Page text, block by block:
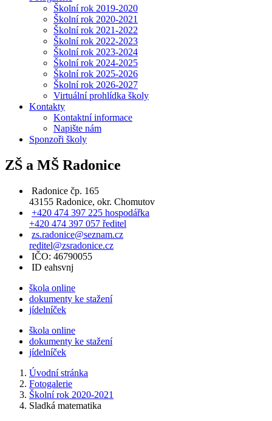
Školní rok 2019-2020
Školní rok 2020-2021
Školní rok 2021-2022
Školní rok 2022-2023
Školní rok 2023-2024
Školní rok 2024-2025
Školní rok 2025-2026
Školní rok 2026-2027
Virtuální prohlídka školy
Kontakty
Kontaktní informace
Napište nám
Sponzoři školy
ZŠ a MŠ Radonice
Radonice čp. 165
43155 Radonice, okr. Chomutov
+420 474 397 225 hospodářka
+420 474 397 057 ředitel
zs.radonice@seznam.cz
reditel@zsradonice.cz
IČO: 46790055
ID eahsvnj
škola online
dokumenty ke stažení
jídelníček
škola online
dokumenty ke stažení
jídelníček
Úvodní stránka
Fotogalerie
Školní rok 2020-2021
Sladká matematika